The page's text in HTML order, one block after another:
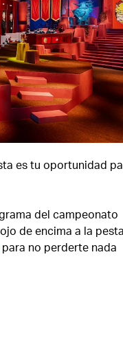
es tu oportunidad
del campeonato
de encima a la
para no perderte nada